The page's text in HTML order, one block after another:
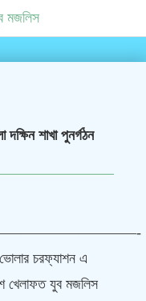
শাখা পুনর্গঠন
চরফ্যাশন এ
খেলাফত যুব মজলিস